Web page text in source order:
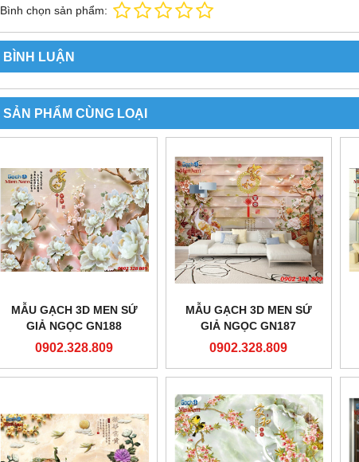
Bình chọn sản phẩm:
BÌNH LUẬN
SẢN PHẨM CÙNG LOẠI
MẪU GẠCH 3D MEN SỨ
GIẢ NGỌC GN188
0902.328.809
MẪU GẠCH 3D MEN SỨ
GIẢ NGỌC GN187
0902.328.809